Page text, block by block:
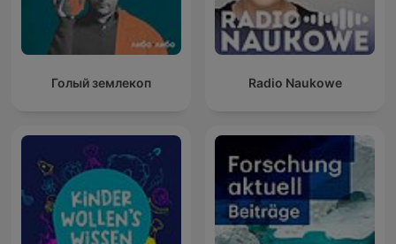
Голый землекоп Radio Naukowe